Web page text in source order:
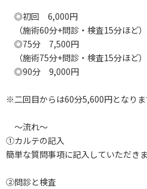
◎初回 6,000円
（施術60分+問診・検査15分ほど）
◎75分 7,500円
（施術75分+問診・検査15分ほど）
◎90分 9,000円
※二回目からは60分5,600円となり
～流れ～
①カルテの記入
簡単な質問事項に記入していただきま
②問診と検査